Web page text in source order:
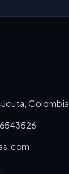
Colombia